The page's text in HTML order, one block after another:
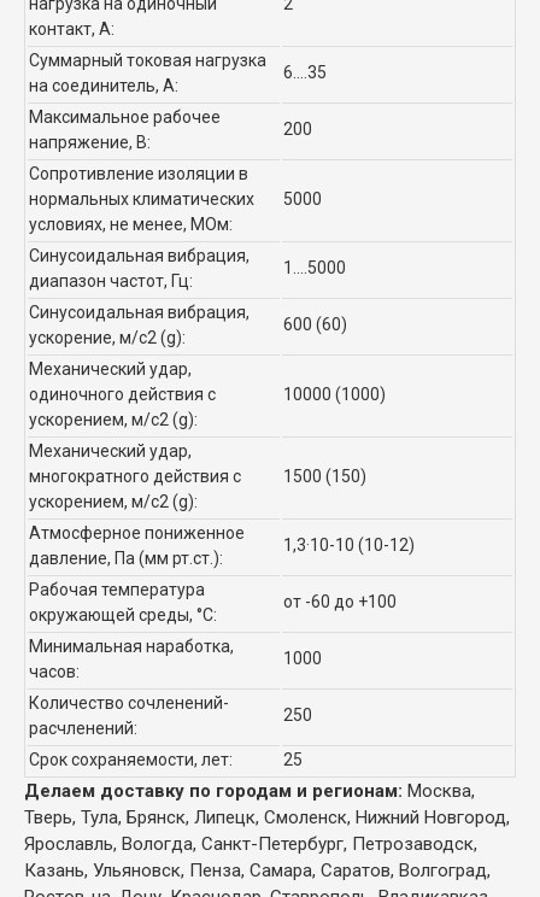
контакт, А:
Суммарный токовая нагрузка
на соединитель, А:
6....35
Максимальное рабочее
напряжение, В:
200
Сопротивление изоляции в
нормальных климатических
условиях, не менее, МОм:
5000
Синусоидальная вибрация,
диапазон частот, Гц:
1....5000
Синусоидальная вибрация,
ускорение, м/с2 (g):
600 (60)
Механический удар,
одиночного действия с
ускорением, м/с2 (g):
10000 (1000)
Механический удар,
многократного действия с
ускорением, м/с2 (g):
1500 (150)
Атмосферное пониженное
давление, Па (мм рт.ст.):
1,3·10-10 (10-12)
Рабочая температура
окружающей среды, °C:
от -60 до +100
Минимальная наработка,
часов:
1000
Количество сочленений-
расчленений:
250
Срок сохраняемости, лет: 25
Делаем доставку по городам и регионам: Москва,
Тверь, Тула, Брянск, Липецк, Смоленск, Нижний Новгород,
Ярославль, Вологда, Санкт-Петербург, Петрозаводск,
Казань, Ульяновск, Пенза, Самара, Саратов, Волгоград,